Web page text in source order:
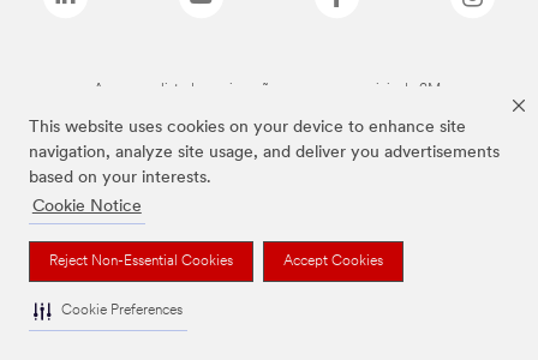
This website uses cookies on your device to enhance site
navigation, analyze site usage, and deliver you advertisements
based on your interests.
Cookie Notice
Reject Non-Essential Cookies Accept Cookies
Cookie Preferences
As marcas listadas a cima são marcas comerciais da 3M.